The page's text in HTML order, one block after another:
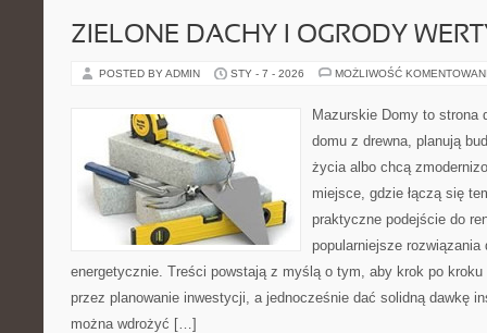
ZIELONE DACHY I OGRODY
POSTED BY ADMIN STY - 7 - 2026 MOŻLIWOŚĆ
Mazurskie Domy to strona
domu z drewna, planują
życia albo chcą
miejsce, gdzie łączą się
praktyczne podejście do
popularniejsze
energetycznie. Treści powstają z myślą o tym, aby krok po
przez planowanie inwestycji, a jednocześnie dać solidną dawkę
można wdrożyć […]